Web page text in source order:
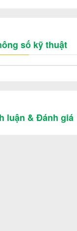
số kỹ thuật
luận & Đánh giá